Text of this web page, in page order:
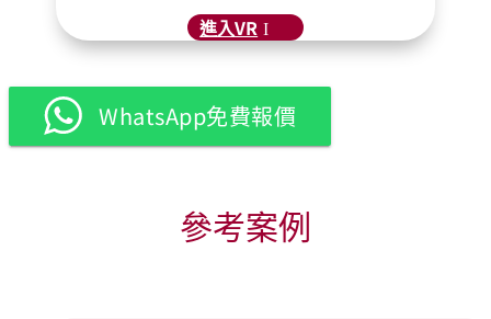
進入VR
WhatsApp免費報價
參考案例